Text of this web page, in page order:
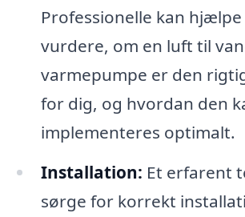
Professionelle kan
vurdere, om en luft til
varmepumpe er den
for dig, og hvordan den
implementeres optimalt.
Installation: Et erfarent
sørge for korrekt